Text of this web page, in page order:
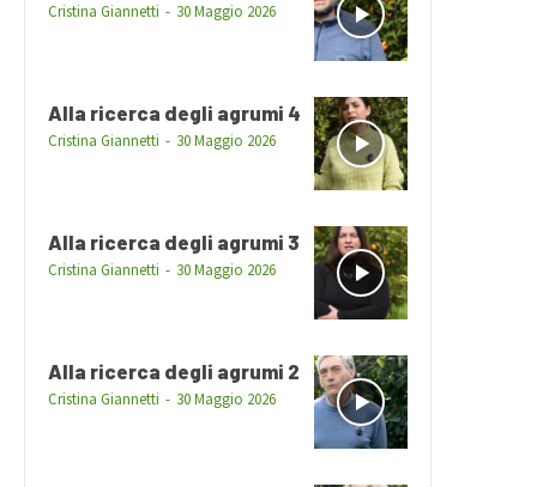
Cristina Giannetti - 30 Maggio 2026
Alla ricerca degli agrumi 4
Cristina Giannetti - 30 Maggio 2026
Alla ricerca degli agrumi 3
Cristina Giannetti - 30 Maggio 2026
Alla ricerca degli agrumi 2
Cristina Giannetti - 30 Maggio 2026